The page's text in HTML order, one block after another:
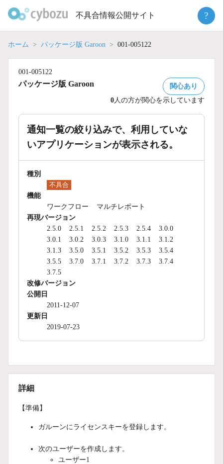
不具合情報公開サイト ?
ホーム パッケージ版 Garoon 001-005122
001-005122
パッケージ版 Garoon
関心あり
0 人の方が関心を示しています
通知一覧の絞り込みで、利用していな
いアプリケーションが表示される。
種別
不具合
機能
ワークフロー
マルチレポート
再現バージョン
2.5.0
2.5.1 2.5.2 2.5.3 2.5.4
3.0.0
3.0.1
3.0.2 3.0.3 3.1.0 3.1.1
3.1.2
3.1.3
3.5.0 3.5.1 3.5.2 3.5.3
3.5.4
3.5.5
3.7.0 3.7.1 3.7.2 3.7.3
3.7.4
3.7.5
改修バージョン
公開日
2011-12-07
更新日
2019-07-23
詳細
【準備】
ガルーンにライセンスキーを登録します。
次のユーザーを作成します。
ユーザー1